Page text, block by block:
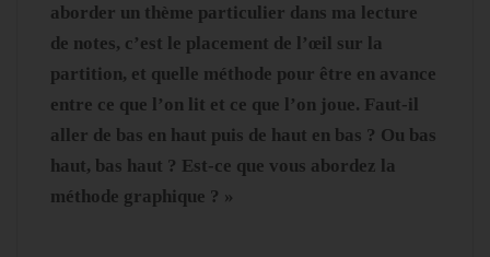
aborder un thème particulier dans ma lecture
de notes, c’est le placement de l’œil sur la
partition, et quelle méthode pour être en avance
entre ce que l’on lit et ce que l’on joue. Faut-il
aller de bas en haut puis de haut en bas ? Ou bas
haut, bas haut ? Est-ce que vous abordez la
méthode graphique ? »